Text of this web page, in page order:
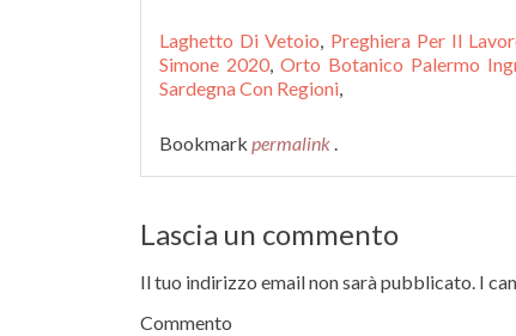
Laghetto Di Vetoio, Preghiera Per Il
Simone 2020, Orto Botanico Palermo
Sardegna Con Regioni,
Bookmark permalink .
Lascia un commento
Il tuo indirizzo email non sarà pubblicato. I
Commento